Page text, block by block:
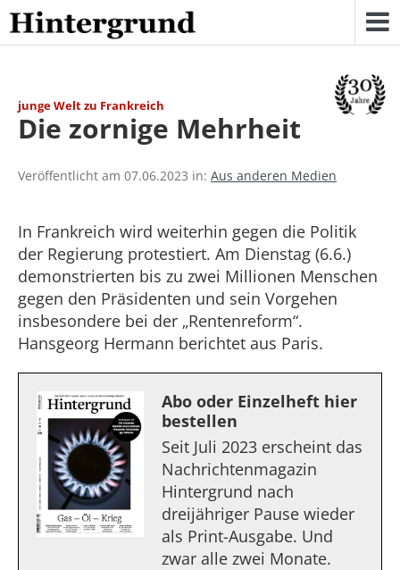
Skip
to
content
junge Welt zu Frankreich
Die zornige Mehrheit
Veröffentlicht am 07.06.2023 in: Aus anderen Medien
In Frankreich wird weiterhin gegen die Politik
der Regierung protestiert. Am Dienstag (6.6.)
demonstrierten bis zu zwei Millionen Menschen
gegen den Präsidenten und sein Vorgehen
insbesondere bei der „Rentenreform“.
Hansgeorg Hermann berichtet aus Paris.
Abo oder Einzelheft hier
bestellen
Seit Juli 2023 erscheint das
Nachrichtenmagazin
Hintergrund nach
dreijähriger Pause wieder
als Print-Ausgabe. Und
zwar alle zwei Monate.